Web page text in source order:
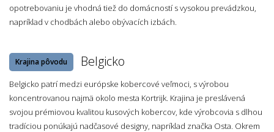
opotrebovaniu je vhodná tiež do domácností s vysokou prevádzkou,
napríklad v chodbách alebo obývacích izbách.
Krajina pôvodu Belgicko
Belgicko patrí medzi európske kobercové veľmoci, s výrobou
koncentrovanou najmä okolo mesta Kortrijk. Krajina je preslávená
svojou prémiovou kvalitou kusových kobercov, kde výrobcovia s dlhou
tradíciou ponúkajú nadčasové designy, napríklad značka Osta. Okrem